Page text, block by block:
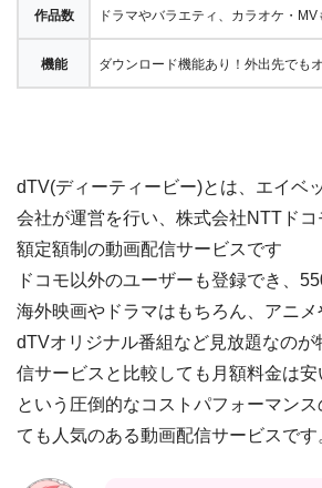
作品数 ドラマやバラエティ、カラオケ・
機能 ダウンロード機能あり！外出先でも
dTV(ディーティービー)とは、エイベ
会社が運営を行い、株式会社NTTドコ
額定額制の動画配信サービスです
ドコモ以外のユーザーも登録でき、
海外映画やドラマはもちろん、アニメ
dTVオリジナル番組など見放題なのが
信サービスと比較しても月額料金は
という圧倒的なコストパフォーマン
ても人気のある動画配信サービスです